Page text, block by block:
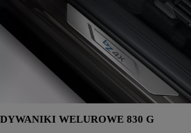
DYWANIKI WELUROWE 830 G